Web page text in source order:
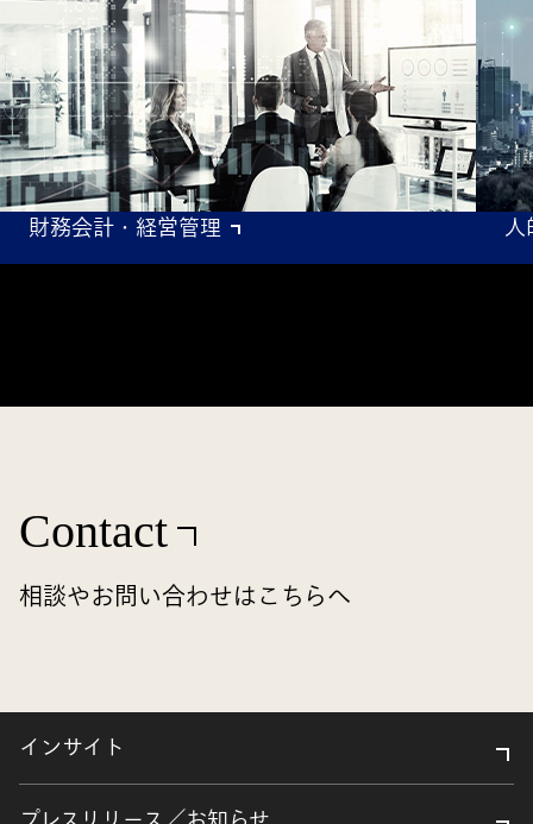
財務会計・経営管理 人
Contact
相談やお問い合わせはこちらへ
インサイト